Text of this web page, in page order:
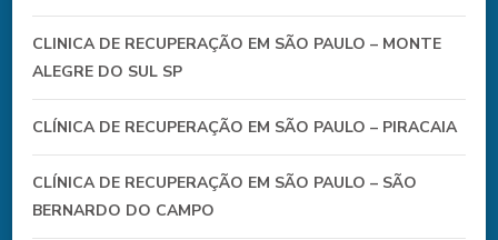
CLINICA DE RECUPERAÇÃO EM SÃO PAULO – MONTE
ALEGRE DO SUL SP
CLÍNICA DE RECUPERAÇÃO EM SÃO PAULO – PIRACAIA
CLÍNICA DE RECUPERAÇÃO EM SÃO PAULO – SÃO
BERNARDO DO CAMPO